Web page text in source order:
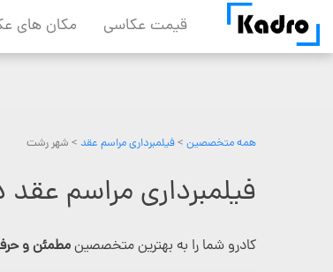
content
قیمت عکاسی مکان های
همه متخصصین >فیلمبرداری مراسم عقد > شهر رشت
فیلمبرداری مراسم
کادرو شما را به بهترین متخصصینمطمئن و